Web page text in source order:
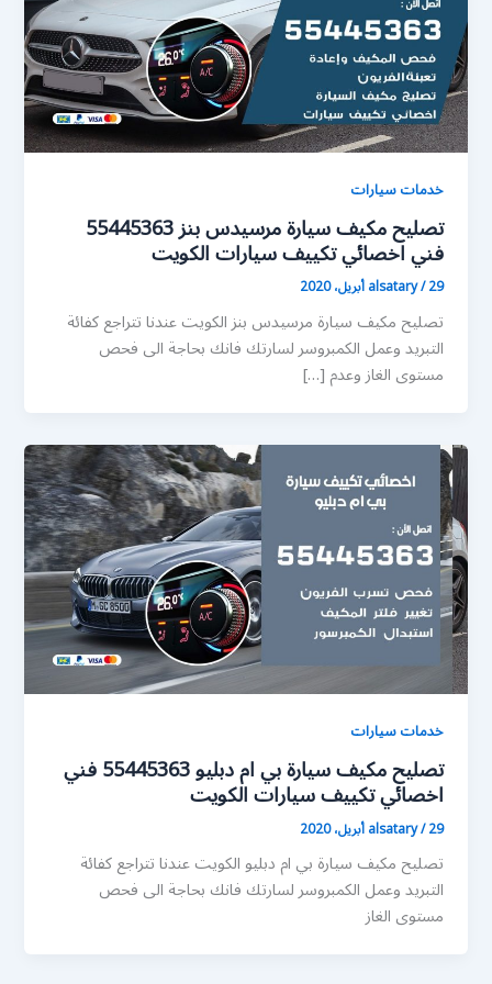
خدمات سيارات
تصليح مكيف سيارة مرسيدس بنز 55445363
فني اخصائي تكييف سيارات الكويت
alsatary/29 أبريل، 2020
تصليح مكيف سيارة مرسيدس بنز الكويت عندنا تتراجع كفائة
التبريد وعمل الكمبروسر لسارتك فانك بحاجة الى فحص
مستوى الغاز وعدم […]
خدمات سيارات
تصليح مكيف سيارة بي ام دبليو 55445363 فني
اخصائي تكييف سيارات الكويت
alsatary/29 أبريل، 2020
تصليح مكيف سيارة بي ام دبليو الكويت عندنا تتراجع كفائة
التبريد وعمل الكمبروسر لسارتك فانك بحاجة الى فحص
مستوى الغاز